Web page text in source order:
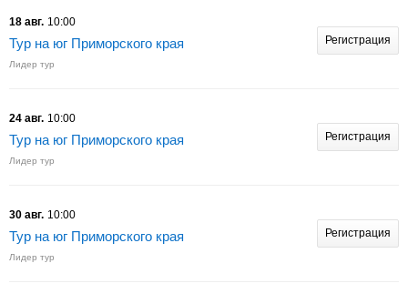
18 авг. 10:00
Тур на юг Приморского края
Лидер тур
Регистрация
24 авг. 10:00
Тур на юг Приморского края
Лидер тур
Регистрация
30 авг. 10:00
Тур на юг Приморского края
Лидер тур
Регистрация